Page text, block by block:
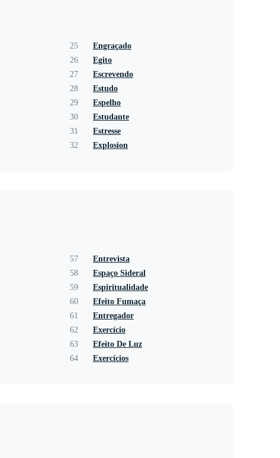
25
Engraçado
26
Egito
27
Escrevendo
28
Estudo
29
Espelho
30
Estudante
31
Estresse
32
Explosion
57
Entrevista
58
Espaço Sideral
59
Espiritualidade
60
Efeito Fumaça
61
Entregador
62
Exercício
63
Efeito De Luz
64
Exercícios